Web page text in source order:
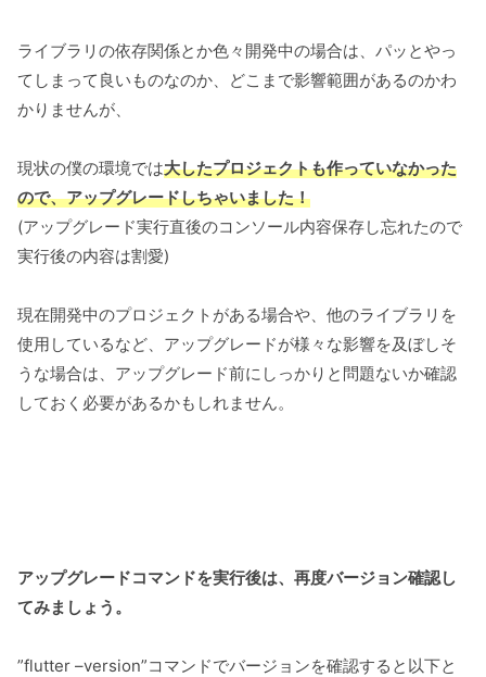
ライブラリの依存関係とか色々開発中の場合は、パッとやっ
てしまって良いものなのか、どこまで影響範囲があるのかわ
かりませんが、
現状の僕の環境では大したプロジェクトも作っていなかった
ので、アップグレードしちゃいました！
(アップグレード実行直後のコンソール内容保存し忘れたので
実行後の内容は割愛)
現在開発中のプロジェクトがある場合や、他のライブラリを
使用しているなど、アップグレードが様々な影響を及ぼしそ
うな場合は、アップグレード前にしっかりと問題ないか確認
しておく必要があるかもしれません。
アップグレードコマンドを実行後は、再度バージョン確認し
てみましょう。
”flutter –version”コマンドでバージョンを確認すると以下と